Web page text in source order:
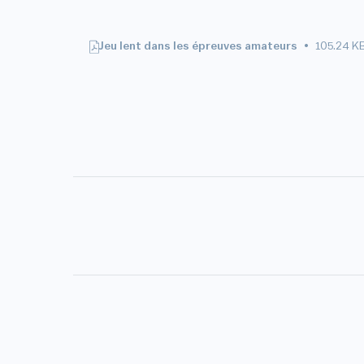
Jeu lent dans les épreuves amateurs 105.24